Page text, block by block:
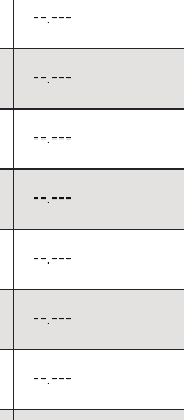
--.---
--.---
--.---
--.---
--.---
--.---
--.---